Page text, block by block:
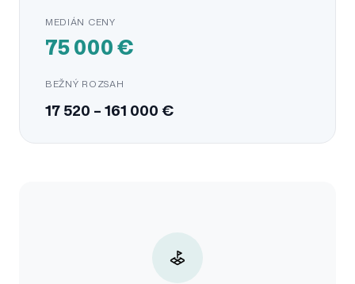
MEDIÁN CENY
75 000€
BEŽNÝ ROZSAH
17 520 –161 000€